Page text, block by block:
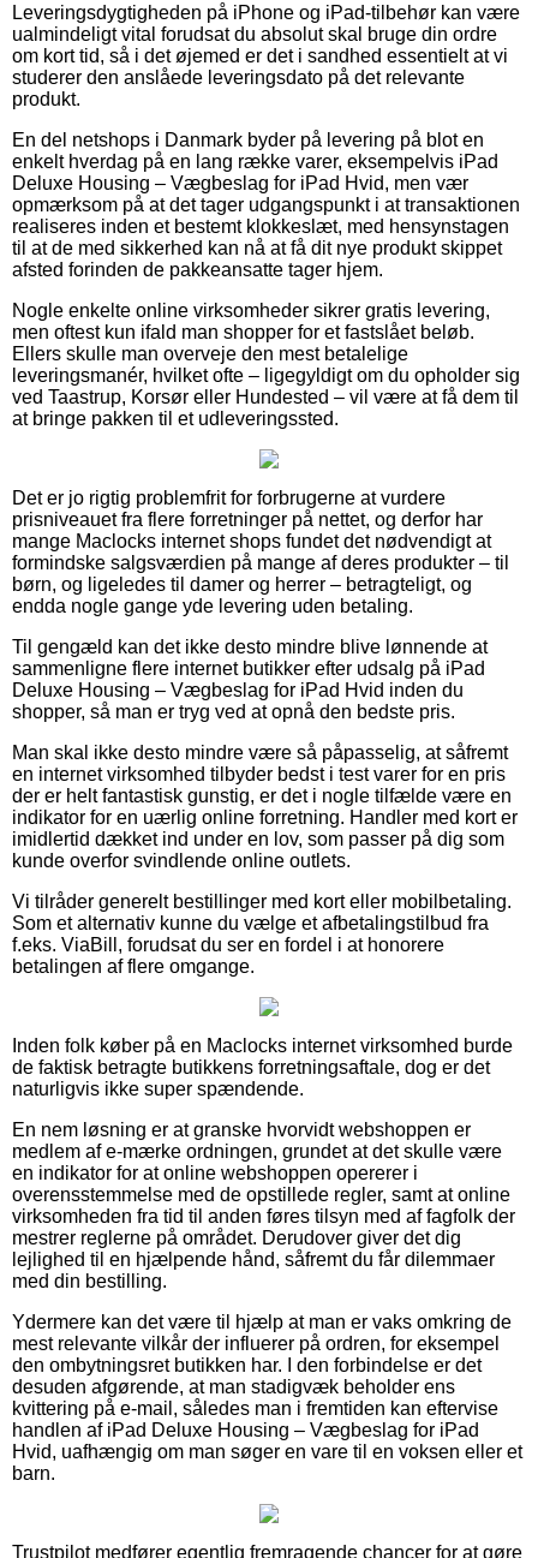
Leveringsdygtigheden på iPhone og iPad-tilbehør kan være
ualmindeligt vital forudsat du absolut skal bruge din ordre
om kort tid, så i det øjemed er det i sandhed essentielt at vi
studerer den anslåede leveringsdato på det relevante
produkt.
En del netshops i Danmark byder på levering på blot en
enkelt hverdag på en lang række varer, eksempelvis iPad
Deluxe Housing – Vægbeslag for iPad Hvid, men vær
opmærksom på at det tager udgangspunkt i at transaktionen
realiseres inden et bestemt klokkeslæt, med hensynstagen
til at de med sikkerhed kan nå at få dit nye produkt skippet
afsted forinden de pakkeansatte tager hjem.
Nogle enkelte online virksomheder sikrer gratis levering,
men oftest kun ifald man shopper for et fastslået beløb.
Ellers skulle man overveje den mest betalelige
leveringsmanér, hvilket ofte – ligegyldigt om du opholder sig
ved Taastrup, Korsør eller Hundested – vil være at få dem til
at bringe pakken til et udleveringssted.
Det er jo rigtig problemfrit for forbrugerne at vurdere
prisniveauet fra flere forretninger på nettet, og derfor har
mange Maclocks internet shops fundet det nødvendigt at
formindske salgsværdien på mange af deres produkter – til
børn, og ligeledes til damer og herrer – betragteligt, og
endda nogle gange yde levering uden betaling.
Til gengæld kan det ikke desto mindre blive lønnende at
sammenligne flere internet butikker efter udsalg på iPad
Deluxe Housing – Vægbeslag for iPad Hvid inden du
shopper, så man er tryg ved at opnå den bedste pris.
Man skal ikke desto mindre være så påpasselig, at såfremt
en internet virksomhed tilbyder bedst i test varer for en pris
der er helt fantastisk gunstig, er det i nogle tilfælde være en
indikator for en uærlig online forretning. Handler med kort er
imidlertid dækket ind under en lov, som passer på dig som
kunde overfor svindlende online outlets.
Vi tilråder generelt bestillinger med kort eller mobilbetaling.
Som et alternativ kunne du vælge et afbetalingstilbud fra
f.eks. ViaBill, forudsat du ser en fordel i at honorere
betalingen af flere omgange.
Inden folk køber på en Maclocks internet virksomhed burde
de faktisk betragte butikkens forretningsaftale, dog er det
naturligvis ikke super spændende.
En nem løsning er at granske hvorvidt webshoppen er
medlem af e-mærke ordningen, grundet at det skulle være
en indikator for at online webshoppen opererer i
overensstemmelse med de opstillede regler, samt at online
virksomheden fra tid til anden føres tilsyn med af fagfolk der
mestrer reglerne på området. Derudover giver det dig
lejlighed til en hjælpende hånd, såfremt du får dilemmaer
med din bestilling.
Ydermere kan det være til hjælp at man er vaks omkring de
mest relevante vilkår der influerer på ordren, for eksempel
den ombytningsret butikken har. I den forbindelse er det
desuden afgørende, at man stadigvæk beholder ens
kvittering på e-mail, således man i fremtiden kan eftervise
handlen af iPad Deluxe Housing – Vægbeslag for iPad
Hvid, uafhængig om man søger en vare til en voksen eller et
barn.
Trustpilot medfører egentlig fremragende chancer for at gøre